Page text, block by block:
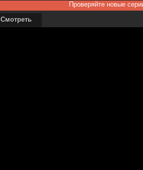
Проверяйте новые
Смотреть